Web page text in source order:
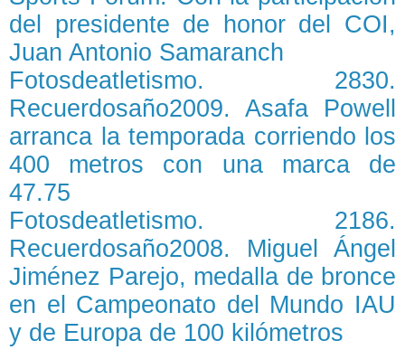
del presidente de honor del COI,
Juan Antonio Samaranch
Fotosdeatletismo. 2830.
Recuerdosaño2009. Asafa Powell
arranca la temporada corriendo los
400 metros con una marca de
47.75
Fotosdeatletismo. 2186.
Recuerdosaño2008. Miguel Ángel
Jiménez Parejo, medalla de bronce
en el Campeonato del Mundo IAU
y de Europa de 100 kilómetros